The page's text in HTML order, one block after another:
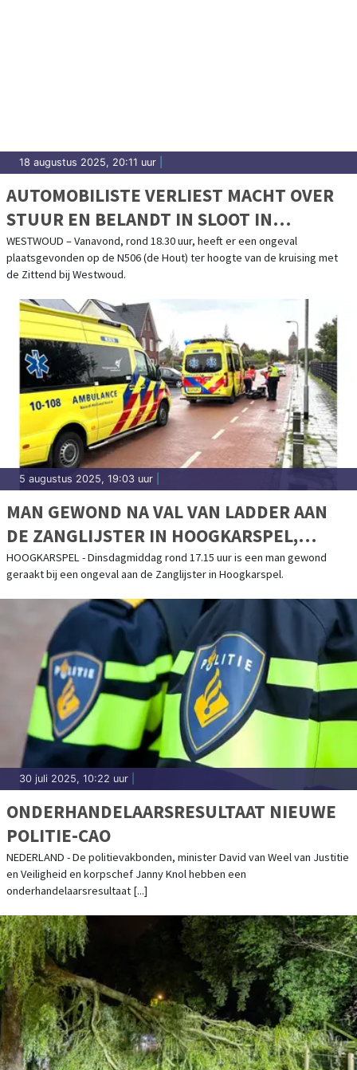
18 augustus 2025, 20:11 uur
AUTOMOBILISTE VERLIEST MACHT OVER
STUUR EN BELANDT IN SLOOT IN
WESTWOUD
WESTWOUD – Vanavond, rond 18.30 uur, heeft er een ongeval
plaatsgevonden op de N506 (de Hout) ter hoogte van de kruising met
de Zittend bij Westwoud.
5 augustus 2025, 19:03 uur
MAN GEWOND NA VAL VAN LADDER AAN
DE ZANGLIJSTER IN HOOGKARSPEL,
TRAUMAHELIKOPTER TER PLAATSE
HOOGKARSPEL - Dinsdagmiddag rond 17.15 uur is een man gewond
geraakt bij een ongeval aan de Zanglijster in Hoogkarspel.
30 juli 2025, 10:22 uur
ONDERHANDELAARSRESULTAAT NIEUWE
POLITIE-CAO
NEDERLAND - De politievakbonden, minister David van Weel van Justitie
en Veiligheid en korpschef Janny Knol hebben een
onderhandelaarsresultaat [...]